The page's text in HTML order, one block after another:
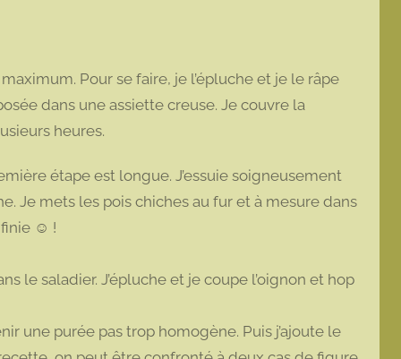
Pour se faire, je l’épluche et je le râpe
dans une assiette creuse. Je couvre la
heures.
étape est longue. J’essuie soigneusement
Je mets les pois chiches au fur et à mesure dans
finie ☺ !
le saladier. J’épluche et je coupe l’oignon et hop
une purée pas trop homogène. Puis j’ajoute le